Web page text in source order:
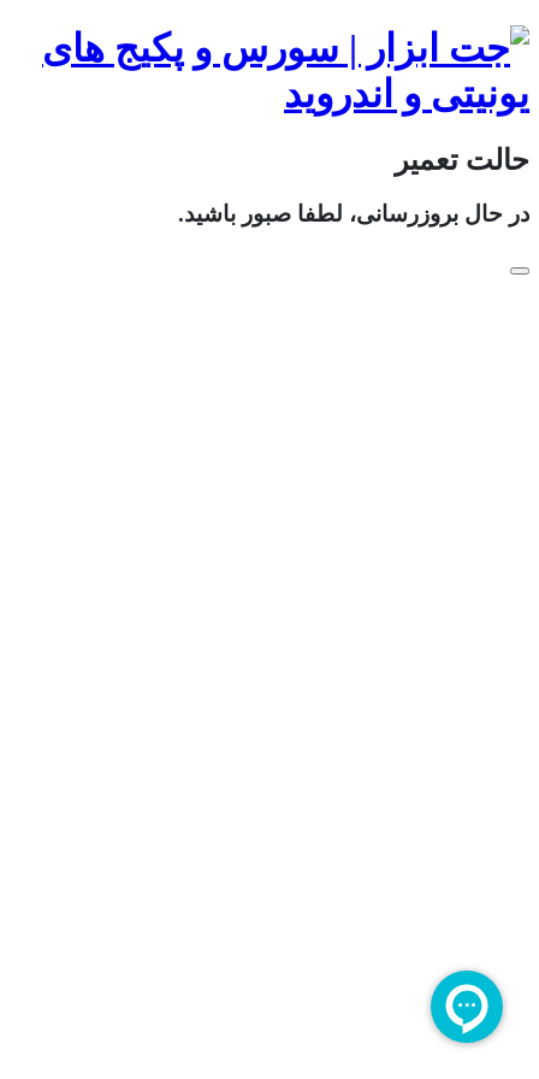
حالت تعمیر
در حال بروزرسانی، لطفا صبور باشید.